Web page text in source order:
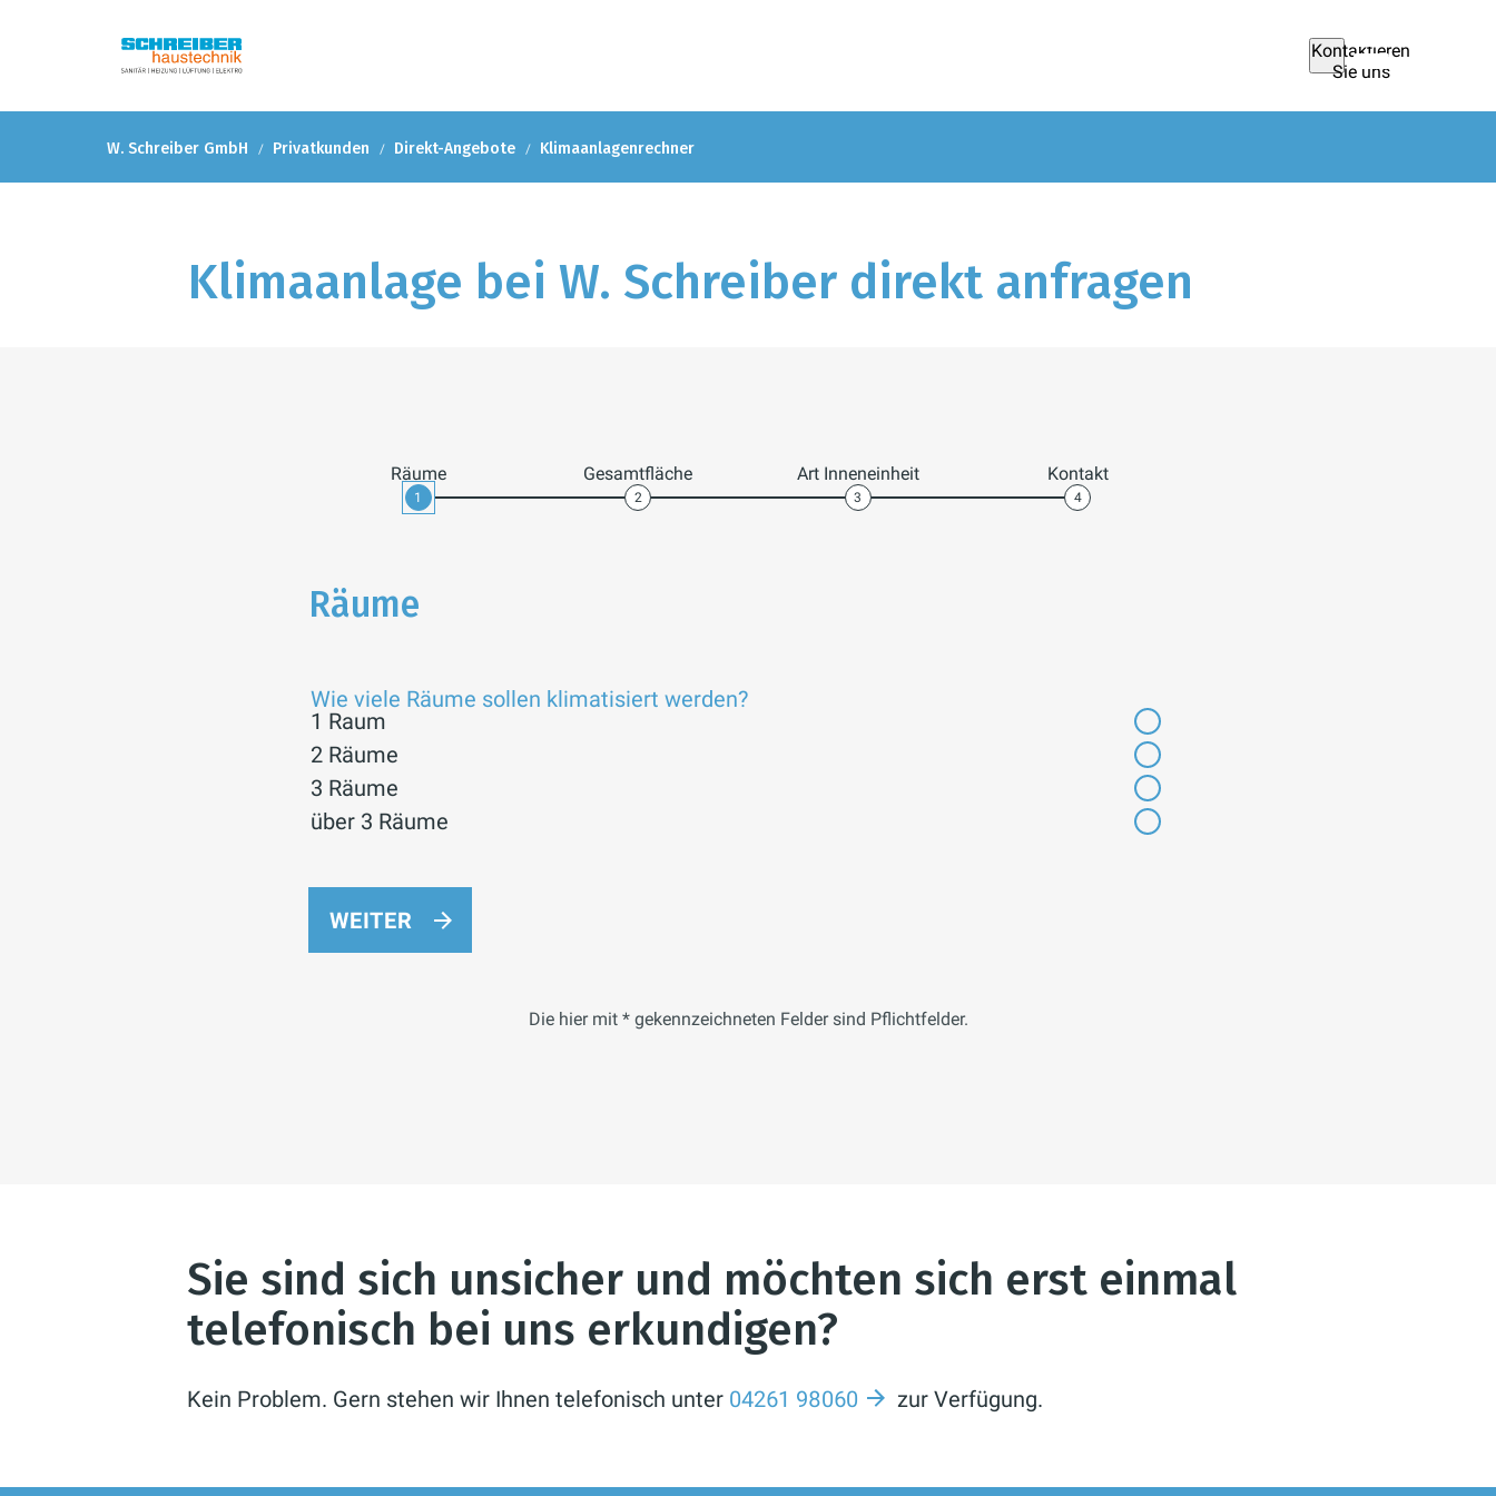
Kontaktieren
Sie uns
W. Schreiber GmbH Privatkunden Direkt-Angebote Klimaanlagenrechner
Klimaanlage bei W. Schreiber direkt anfragen
Räume
1
Gesamtfläche
2
Art Inneneinheit
3
Kontakt
4
Räume
Wie viele Räume sollen klimatisiert werden?
1 Raum
2 Räume
3 Räume
über 3 Räume
WEITER
Die hier mit * gekennzeichneten Felder sind Pflichtfelder.
Sie sind sich unsicher und möchten sich erst einmal
telefonisch bei uns erkundigen?
Kein Problem. Gern stehen wir Ihnen telefonisch unter 04261 98060 zur Verfügung.